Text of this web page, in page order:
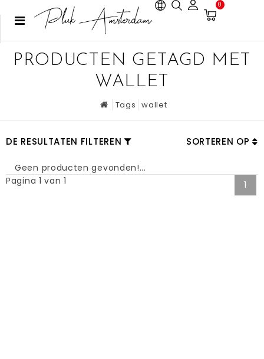
0
PRODUCTEN GETAGD MET
WALLET
Tags wallet
DE RESULTATEN FILTEREN SORTEREN OP
Geen producten gevonden!...
Pagina 1 van 1
1